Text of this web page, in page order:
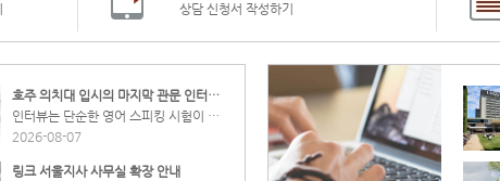
상담 신청서 작성하기
호주 의치대 입시의 마지막 관문 인터뷰, 어떻게 준비해야 할까?
인터뷰는 단순한 영어 스피킹 시험이 아닙니다. 학교별 평가 기준과 유형을 정확히 파악하고 실전처럼 연습하는 과정이 합격을 결정짓습니다. 링크 오스트레일리아는 2015년부터 쌓아온 실제 응시생과 합격생들의 경험을 바탕으로 인터뷰에 철저하게 대비합니다. < 2026년 호주 의대 최종 합격 87건(중복포함) > 이 결과는 하루아침에 만들어진 것이 아니라, 오랜 시간 축적해 온 데이터와 경험이 만들어낸 성과입니다. 호주 의약계열 입시 전문 컨설팅 링크 오스트레일리아 문의 및 상담 신청: 02-508-6961
2026-08-07
링크 서울지사 사무실 확장 안내